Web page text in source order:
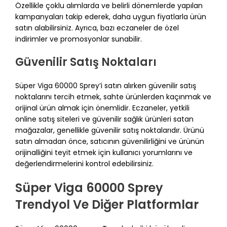
Özellikle çoklu alımlarda ve belirli dönemlerde yapılan
kampanyaları takip ederek, daha uygun fiyatlarla ürün
satın alabilirsiniz. Ayrıca, bazı eczaneler de özel
indirimler ve promosyonlar sunabilir.
Güvenilir Satış Noktaları
Süper Viga 60000 Sprey’i satın alırken güvenilir satış
noktalarını tercih etmek, sahte ürünlerden kaçınmak ve
orijinal ürün almak için önemlidir. Eczaneler, yetkili
online satış siteleri ve güvenilir sağlık ürünleri satan
mağazalar, genellikle güvenilir satış noktalarıdır. Ürünü
satın almadan önce, satıcının güvenilirliğini ve ürünün
orijinalliğini teyit etmek için kullanıcı yorumlarını ve
değerlendirmelerini kontrol edebilirsiniz.
Süper Viga 60000 Sprey
Trendyol Ve Diğer Platformlar